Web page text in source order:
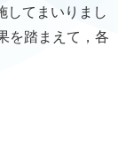
してまいりまし
を踏まえて，各